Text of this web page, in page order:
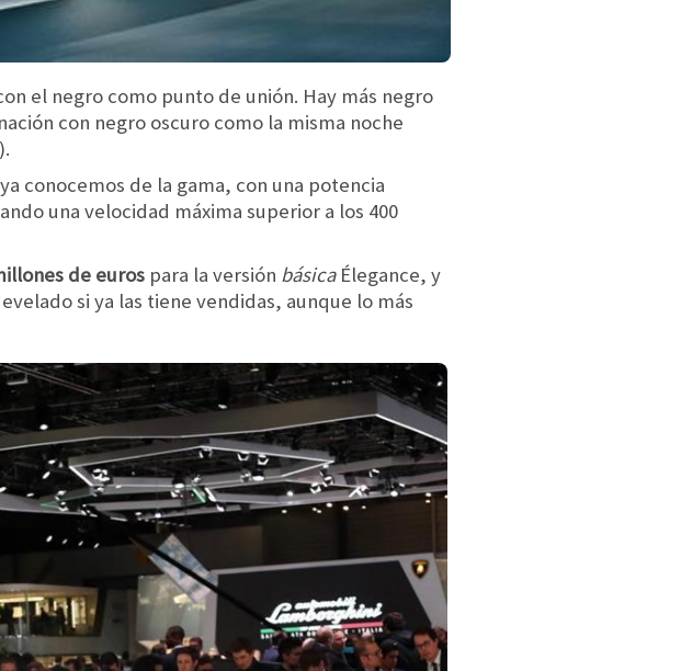
el negro como punto de unión. Hay más negro
con negro oscuro como la misma noche
conocemos de la gama, con una potencia
una velocidad máxima superior a los 400
de euros para la versión básicaÉlegance, y
si ya las tiene vendidas, aunque lo más